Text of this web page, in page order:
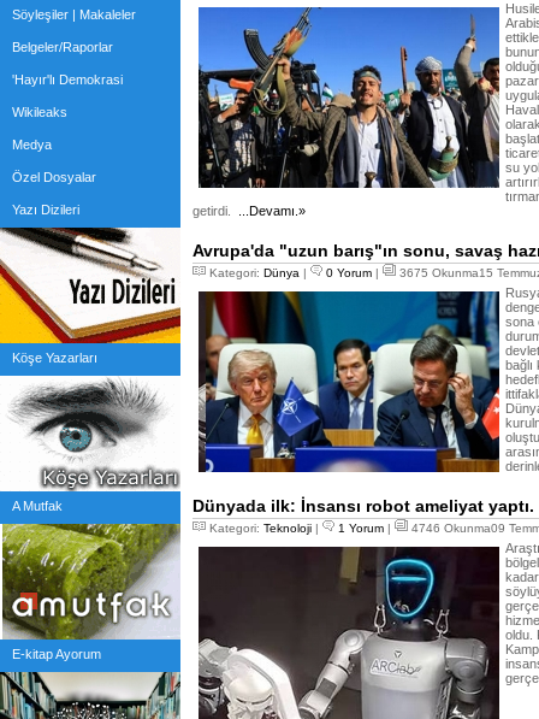
Söyleşiler | Makaleler
Belgeler/Raporlar
'Hayır'lı Demokrasi
Wikileaks
Medya
Özel Dosyalar
Yazı Dizileri
Köşe Yazarları
A Mutfak
E-kitap Ayorum
su
getirdi.
...Devamı.»
Avrupa'da "uzun barış"ın sonu, savaş
Kategori: Dünya | 0 Yorum | 3675 Okunma15
sona
bağlı
Dünyada ilk: İnsansı robot ameliyat yaptı.
Kategori: Teknoloji | 1 Yorum | 4746 Okunma09
oldu.